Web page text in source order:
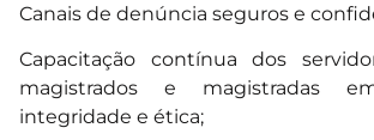
Canais de denúncia seguros e
Capacitação contínua dos
magistrados e magistradas
integridade e ética;